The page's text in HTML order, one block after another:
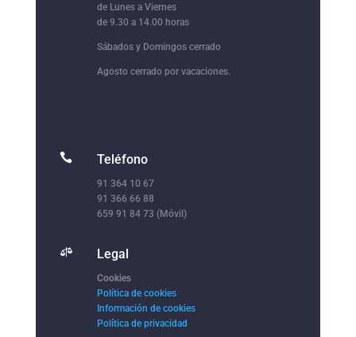
de Lunes a Viernes
de 9.30 a 14.00 horas
Sábados y Domingos cerrado
Agosto cerrado por vacaciones.
 Teléfono
91 364 10 67
91 366 66 88
659 91 84 73 (Móvil)
 Legal
Cookies
Política de cookies
Información de cookies
Política de privacidad